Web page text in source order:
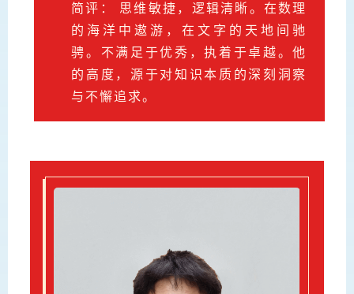
简评： 思维敏捷，逻辑清晰。在数理
的海洋中遨游，在文字的天地间驰
骋。不满足于优秀，执着于卓越。他
的高度，源于对知识本质的深刻洞察
与不懈追求。